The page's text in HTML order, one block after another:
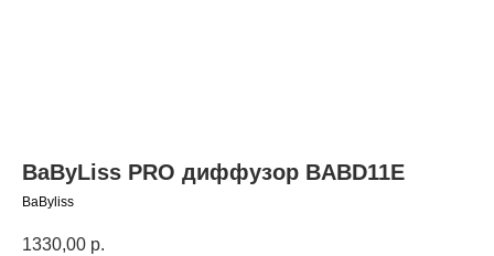
BaByLiss PRO диффузор BABD11E
BaByliss
1330,00 р.